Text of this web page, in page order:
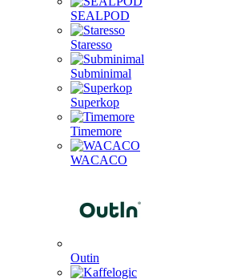
SEALPOD
Staresso
Subminimal
Superkop
Timemore
WACACO
Outin